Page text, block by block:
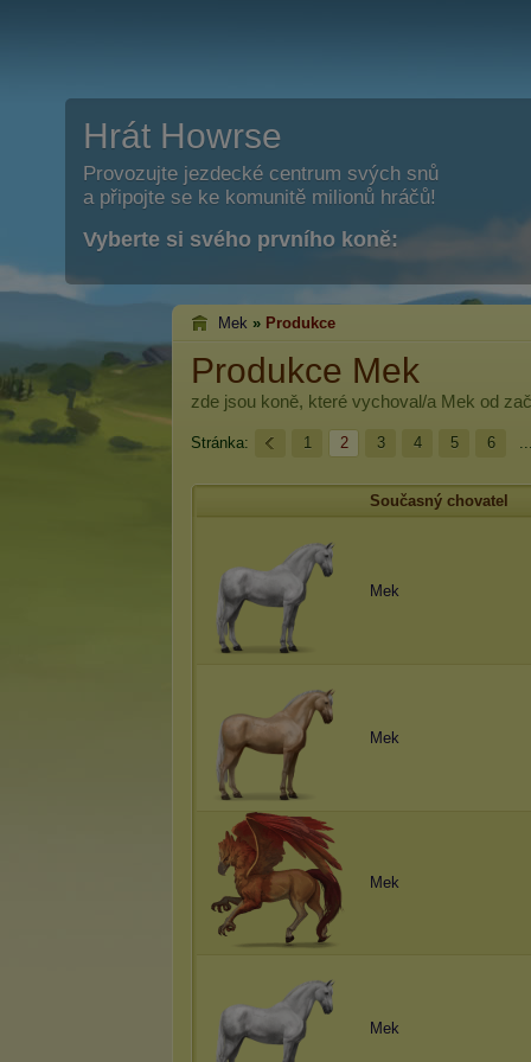
Hrát Howrse
Provozujte jezdecké centrum svých snů
a připojte se ke komunitě milionů hráčů!
Vyberte si svého prvního koně:
Mek » Produkce
Produkce Mek
zde jsou koně, které vychoval/a Mek od
Stránka: 1 2 3 4 5 6
Současný chovatel
Mek
Mek
Mek
Mek